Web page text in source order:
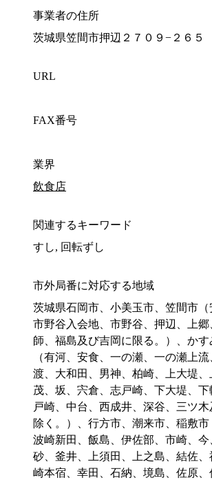
事業者の住所
茨城県笠間市押辺２７０９−２６５
URL
FAX番号
業界
飲食店
関連するキーワード
すし, 回転ずし
市外局番に対応する地域
茨城県石岡市、小美玉市、笠間市（
市野谷入会地、市野谷、押辺、上郷
師、福島及び吉岡に限る。）、か
（有河、安食、一の瀬、一の瀬上
渡、大和田、男神、柏崎、上大堤、
茂、坂、宍倉、志戸崎、下大堤、下
戸崎、中台、西成井、深谷、三ツ
除く。）、行方市、潮来市、稲敷
波崎新田、飯島、伊佐部、市崎、今
砂、釜井、上須田、上之島、結佐
崎本宿、幸田、石納、境島、佐原